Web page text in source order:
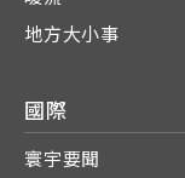
地方大小事
國際
寰宇要聞